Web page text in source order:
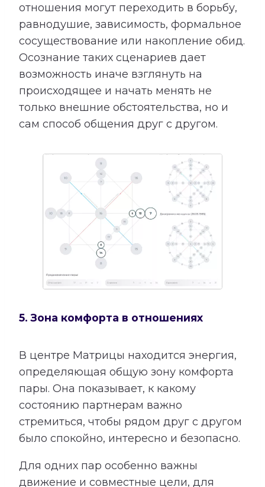
отношения могут переходить в борьбу,
равнодушие, зависимость, формальное
сосуществование или накопление обид.
Осознание таких сценариев дает
возможность иначе взглянуть на
происходящее и начать менять не
только внешние обстоятельства, но и
сам способ общения друг с другом.
5. Зона комфорта в отношениях
В центре Матрицы находится энергия,
определяющая общую зону комфорта
пары. Она показывает, к какому
состоянию партнерам важно
стремиться, чтобы рядом друг с другом
было спокойно, интересно и безопасно.
Для одних пар особенно важны
движение и совместные цели, для